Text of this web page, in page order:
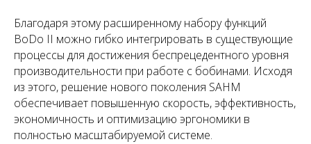
Благодаря этому расширенному набору функций
BoDo II можно гибко интегрировать в существующие
процессы для достижения беспрецедентного уровня
производительности при работе с бобинами. Исходя
из этого, решение нового поколения SAHM
обеспечивает повышенную скорость, эффективность,
экономичность и оптимизацию эргономики в
полностью масштабируемой системе.